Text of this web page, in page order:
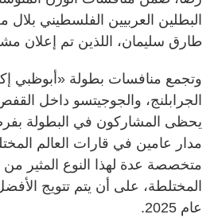
البطلين العربيين الفلسطيني
طارق سليمان، اللذين تم إعلان
وتجمع منافسات بطولة «أبوظبي
الجرابلنج، والجوجيتسو داخل
يحظى المشاركون في البطولة
مدار عامين في قارات العالم
متخصصة عدة لهذا النوع المثير من
المختلطة، على أن يتم تتويج
عام 2025.